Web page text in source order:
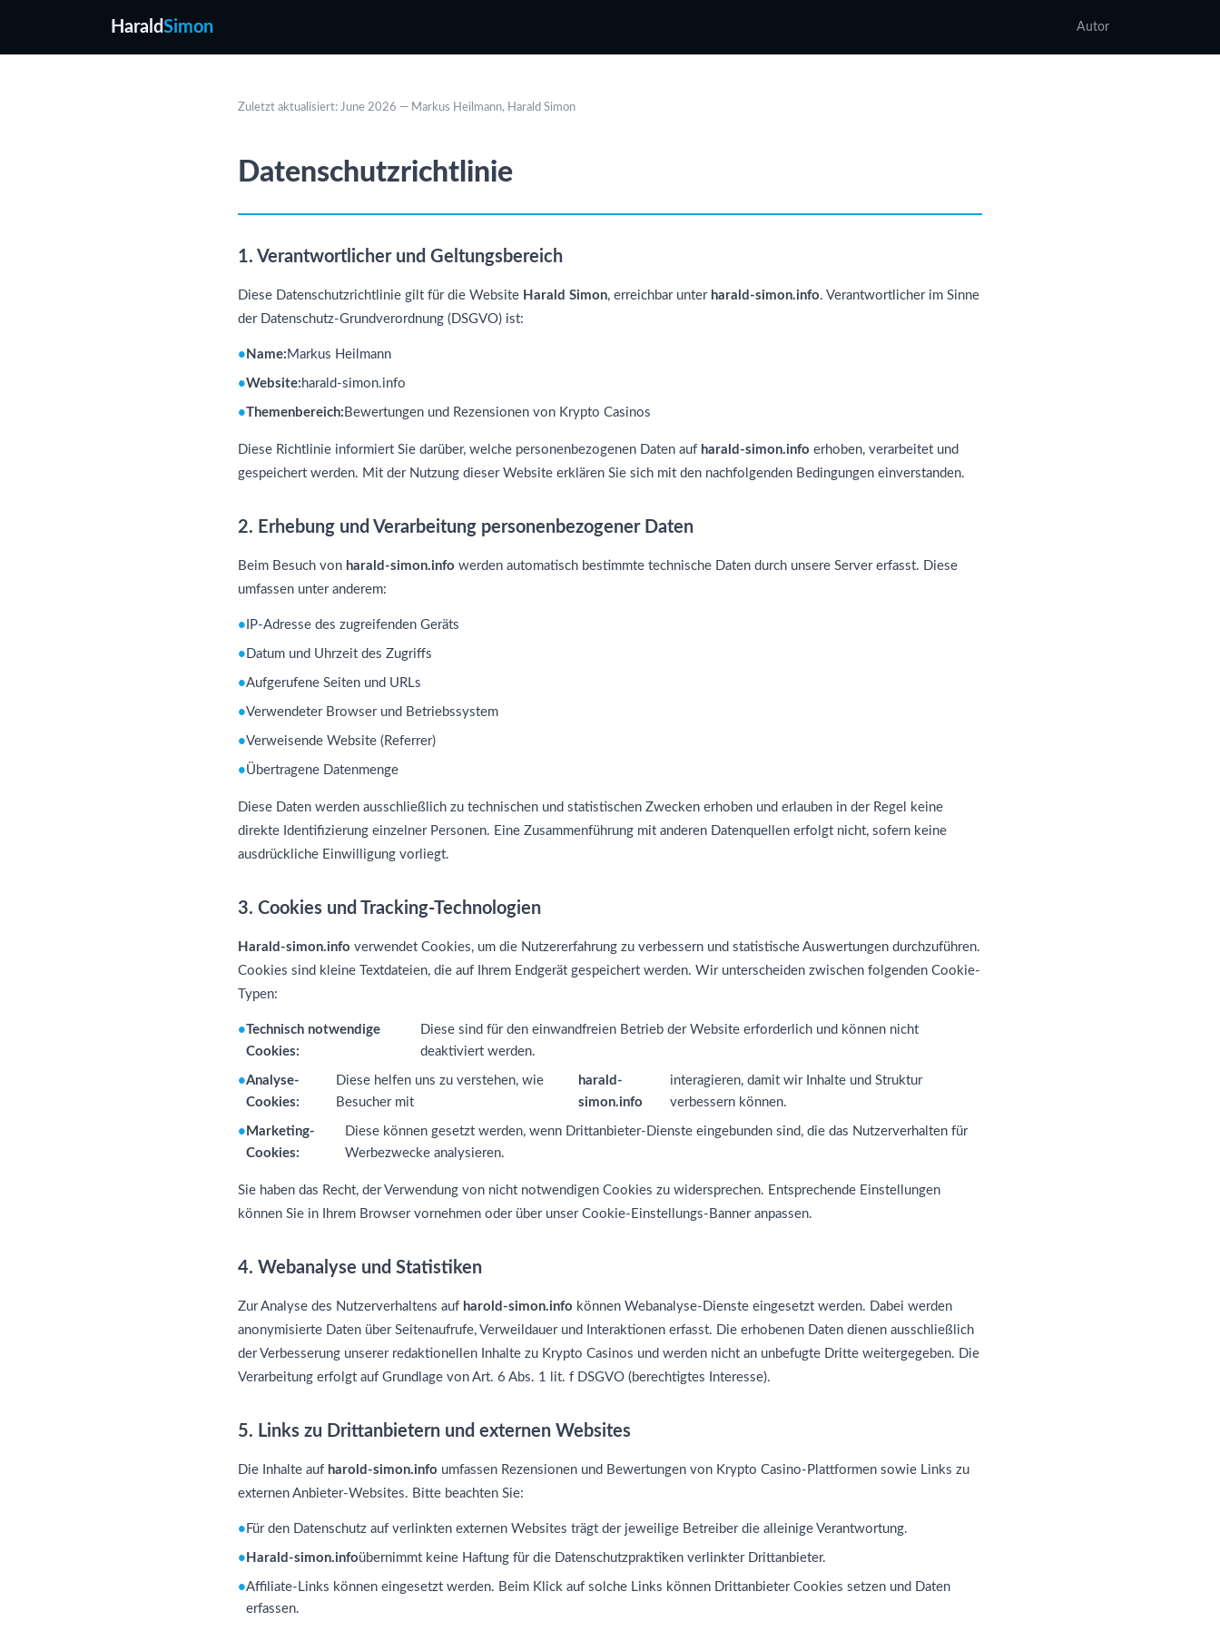
HaraldSimon Autor
Zuletzt aktualisiert: June 2026 — Markus Heilmann, Harald Simon
Datenschutzrichtlinie
1. Verantwortlicher und Geltungsbereich
Diese Datenschutzrichtlinie gilt für die Website Harald Simon, erreichbar unter harald-simon.info. Verantwortlicher im Sinne
der Datenschutz-Grundverordnung (DSGVO) ist:
Name: Markus Heilmann
Website: harald-simon.info
Themenbereich: Bewertungen und Rezensionen von Krypto Casinos
Diese Richtlinie informiert Sie darüber, welche personenbezogenen Daten auf harald-simon.info erhoben, verarbeitet und
gespeichert werden. Mit der Nutzung dieser Website erklären Sie sich mit den nachfolgenden Bedingungen einverstanden.
2. Erhebung und Verarbeitung personenbezogener Daten
Beim Besuch von harald-simon.info werden automatisch bestimmte technische Daten durch unsere Server erfasst. Diese
umfassen unter anderem:
IP-Adresse des zugreifenden Geräts
Datum und Uhrzeit des Zugriffs
Aufgerufene Seiten und URLs
Verwendeter Browser und Betriebssystem
Verweisende Website (Referrer)
Übertragene Datenmenge
Diese Daten werden ausschließlich zu technischen und statistischen Zwecken erhoben und erlauben in der Regel keine
direkte Identifizierung einzelner Personen. Eine Zusammenführung mit anderen Datenquellen erfolgt nicht, sofern keine
ausdrückliche Einwilligung vorliegt.
3. Cookies und Tracking-Technologien
Harald-simon.info verwendet Cookies, um die Nutzererfahrung zu verbessern und statistische Auswertungen durchzuführen.
Cookies sind kleine Textdateien, die auf Ihrem Endgerät gespeichert werden. Wir unterscheiden zwischen folgenden Cookie-
Typen:
Technisch notwendige
Cookies:
Diese sind für den einwandfreien Betrieb der Website erforderlich und können nicht
deaktiviert werden.
Analyse-
Cookies:
Diese helfen uns zu verstehen, wie
Besucher mit
harald-
simon.info
interagieren, damit wir Inhalte und Struktur
verbessern können.
Marketing-
Cookies:
Diese können gesetzt werden, wenn Drittanbieter-Dienste eingebunden sind, die das Nutzerverhalten für
Werbezwecke analysieren.
Sie haben das Recht, der Verwendung von nicht notwendigen Cookies zu widersprechen. Entsprechende Einstellungen
können Sie in Ihrem Browser vornehmen oder über unser Cookie-Einstellungs-Banner anpassen.
4. Webanalyse und Statistiken
Zur Analyse des Nutzerverhaltens auf harold-simon.info können Webanalyse-Dienste eingesetzt werden. Dabei werden
anonymisierte Daten über Seitenaufrufe, Verweildauer und Interaktionen erfasst. Die erhobenen Daten dienen ausschließlich
der Verbesserung unserer redaktionellen Inhalte zu Krypto Casinos und werden nicht an unbefugte Dritte weitergegeben. Die
Verarbeitung erfolgt auf Grundlage von Art. 6 Abs. 1 lit. f DSGVO (berechtigtes Interesse).
5. Links zu Drittanbietern und externen Websites
Die Inhalte auf harold-simon.info umfassen Rezensionen und Bewertungen von Krypto Casino-Plattformen sowie Links zu
externen Anbieter-Websites. Bitte beachten Sie:
Für den Datenschutz auf verlinkten externen Websites trägt der jeweilige Betreiber die alleinige Verantwortung.
Harald-simon.infoübernimmt keine Haftung für die Datenschutzpraktiken verlinkter Drittanbieter.
Affiliate-Links können eingesetzt werden. Beim Klick auf solche Links können Drittanbieter Cookies setzen und Daten
erfassen.